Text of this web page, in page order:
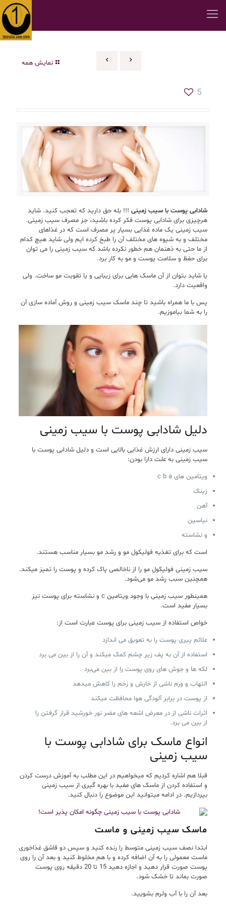
نمایش همه
5
شادابی پوست با سیب زمینی!!! بله حق دارید که تعجب کنید. شاید
هرچیزی برای شادابی پوست فکر کرده باشید، جز مصرف سیب زمینی.
سیب زمینی یک ماده غذایی بسیار پر مصرف است که در غذاهای
مختلف و به شیوه های مختلف آن را طبخ کرده ایم ولی شاید هیچ کدام
از ما حتی به ذهنمان هم خطور نکرده باشد که سیب زمینی را می توان
برای حفظ و سلامت پوست و مو به کار برد.
یا شاید بتوان از آن ماسک هایی برای زیبایی و یا تقویت مو ساخت. ولی
واقعیت دارد.
پس با ما همراه باشید تا چند ماسک سیب زمینی و روش آماده سازی آن
را به شما بیاموزیم.
دلیل شادابی پوست با سیب زمینی
سیب زمینی دارای ارزش غذایی بالایی است و دلیل شادابی پوست با
سیب زمینی به علت دارا بودن:
ویتامین های c b a
زینک
آهن
نیاسین
و نشاسته
است که برای تغذیه فولیکول مو و رشد مو بسیار مناسب هستند.
سیب زمینی فولیکول مو را از ناخالصی پاک کرده و پوست را تمیز میکند.
همچنین سبب رشد مو می‌شود.
همینطور سیب زمینی با وجود ویتامین c و نشاسته برای پوست نیز
بسیار مفید است.
خواص استفاده از سیب زمینی برای پوست عبارت است از:
علائم پیری پوست را به تعویق می اندازد
استفاده از آن به پف زیر چشم کمک میکند و آن را از بین می برد
لکه ها و جوش های روی پوست را از بین می‌برد
التهاب و ورم ناشی از خارش و زخم را کاهش میدهد
از پوست در برابر آلودگی هوا محافظت میکند
اثرات ناشی از در معرض اشعه های مضر نور خورشید قرار گرفتن را
از بین می برد.
انواع ماسک برای شادابی پوست با
سیب زمینی
قبلا هم اشاره کردیم که میخواهیم در این مطلب به آموزش درست کردن
و استفاده کردن از ماسک های مفید با بهره گیری از سیب زمینی
بپردازیم. در ادامه میتوانید این موضوع را دنبال کنید.
ماسک سیب زمینی و ماست
ابتدا نصف سیب زمینی متوسط را رنده کنید و سپس دو قاشق غذاخوری
ماست معمولی را به آن اضافه کرده و با هم مخلوط کنید و بعد آن را روی
پوست صورت قرار دهید و اجازه دهید 15 تا 20 دقیقه روی پوست
صورت بماند تا خشک شود.
بعد آن را با آب ولرم بشویید.